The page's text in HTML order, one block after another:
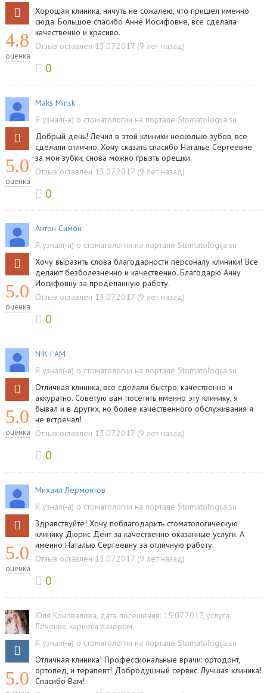
4.8
оценка
Хорошая клиника, ничуть не сожалею, что пришел именно
сюда. Большое спасибо Анне Иосифовне, все сделала
качественно и красиво.
Отзыв оставлен 13.07.2017 (9 лет назад)
0
5.0
оценка
Maks Minsk
Я узнал(-а) о стоматологии на портале Stomatologija.su
Добрый день! Лечил в этой клиники несколько зубов, все
сделали отлично. Хочу сказать спасибо Наталье Сергеевне
за мои зубки, снова можно грызть орешки.
Отзыв оставлен 13.07.2017 (9 лет назад)
0
5.0
оценка
Антон Симон
Я узнал(-а) о стоматологии на портале Stomatologija.su
Хочу выразить слова благодарности персоналу клиники! Все
делают безболезненно и качественно. Благодарю Анну
Иосифовну за проделанную работу.
Отзыв оставлен 13.07.2017 (9 лет назад)
0
5.0
оценка
NIK FAM
Я узнал(-а) о стоматологии на портале Stomatologija.su
Отличная клиника, все сделали быстро, качественно и
аккуратно. Советую вам посетить именно эту клинику, я
бывал и в других, но более качественного обслуживания я
не встречал!
Отзыв оставлен 13.07.2017 (9 лет назад)
0
5.0
оценка
Михаил Лермонтов
Я узнал(-а) о стоматологии на портале Stomatologija.su
Здравствуйте! Хочу поблагодарить стоматологическую
клинику Дюрис Дент за качественно оказанные услуги. А
именно Наталью Сергеевну за отличную работу.
Отзыв оставлен 13.07.2017 (9 лет назад)
0
5.0
Юля Коновалова, дата посещения: 15.07.2017, услуга:
Лечение кариеса лазером
Я узнал(-а) о стоматологии на портале Stomatologija.su
Отличная клиника! Профессиональные врачи: ортодонт,
ортопед, и терапевт! Добродушный сервис. Лучшая клиника!
Спасибо Вам!